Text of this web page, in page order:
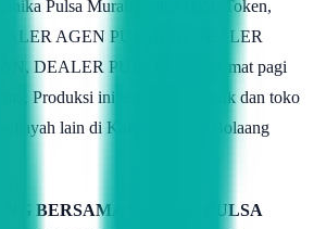
Pulsa Murah, Pulsa Data, Token,
AGEN PULSA DI DEALER
DEALER PULSA . “>.Selamat pagi
Produksi ini tersedia di apotik dan toko
lain di Kaltim. Bupati Bolaang
BERSAMA SERVER PULSA